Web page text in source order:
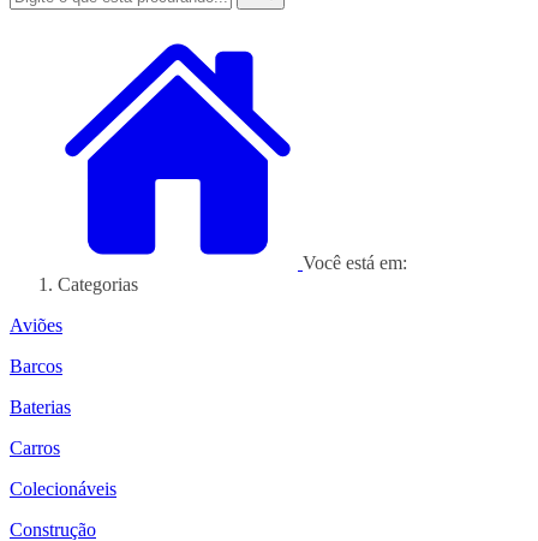
Você está em:
Categorias
Aviões
Barcos
Baterias
Carros
Colecionáveis
Construção